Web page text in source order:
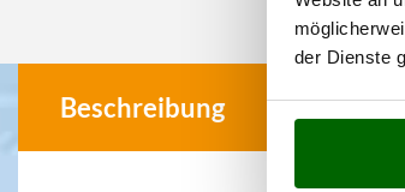
der Dienste
Beschreibung